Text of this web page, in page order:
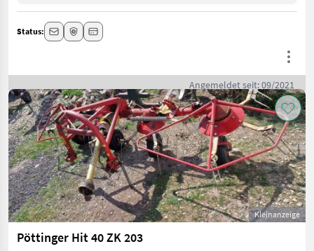
Status:
Angemeldet seit: 09/2021
Kleinanzeige
Pöttinger Hit 40 ZK 203